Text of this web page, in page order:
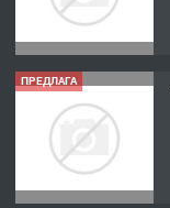
ПРЕДЛАГА